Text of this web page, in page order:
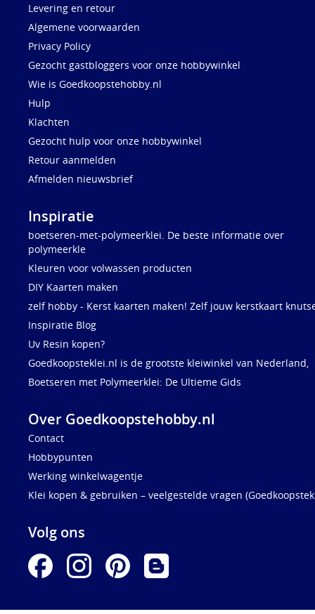
Levering en retour
Algemene voorwaarden
Privacy Policy
Gezocht gastbloggers voor onze hobbywinkel
Wie is Goedkoopstehobby.nl
Hulp
Klachten
Gezocht hulp voor onze hobbywinkel
Retour aanmelden
Afmelden nieuwsbrief
Inspiratie
boetseren-met-polymeerklei. De beste informatie over
polymeerkle
Kleuren voor volwassen producten
DIY Kaarten maken
zelf hobby - Kerst kaarten maken! Zelf jouw kerstkaart
Inspiratie Blog
Uv Resin kopen?
Goedkoopsteklei.nl is de grootste kleiwinkel van Nederland,
Boetseren met Polymeerklei: De Ultieme Gids
Over Goedkoopstehobby.nl
Contact
Hobbypunten
Werking winkelwagentje
Klei kopen & gebruiken – veelgestelde vragen
Volg ons